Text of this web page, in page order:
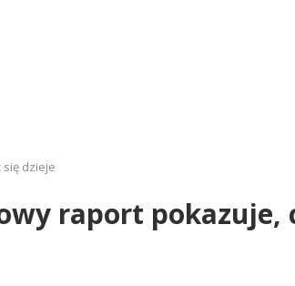
dzieje
raport pokazuje,